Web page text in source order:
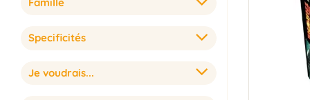
Famille
Specificités
Je voudrais...